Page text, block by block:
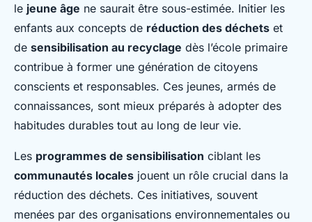
le jeune âge ne saurait être sous-estimée. Initier les
enfants aux concepts de réduction des déchets et
de sensibilisation au recyclage dès l’école primaire
contribue à former une génération de citoyens
conscients et responsables. Ces jeunes, armés de
connaissances, sont mieux préparés à adopter des
habitudes durables tout au long de leur vie.
Les programmes de sensibilisation ciblant les
communautés locales jouent un rôle crucial dans la
réduction des déchets. Ces initiatives, souvent
menées par des organisations environnementales ou